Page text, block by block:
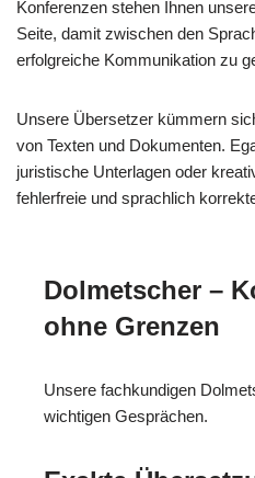
Konferenzen stehen Ihnen
Seite, damit zwischen den
erfolgreiche Kommunikation zu
Unsere Übersetzer kümmern
von Texten und Dokumenten.
juristische Unterlagen oder
fehlerfreie und sprachlich
Dolmetscher –
ohne Grenzen
Unsere fachkundigen
wichtigen Gesprächen.